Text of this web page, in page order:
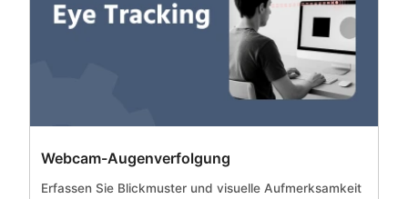
Webcam-Augenverfolgung
Erfassen Sie Blickmuster und visuelle Aufmerksamkeit